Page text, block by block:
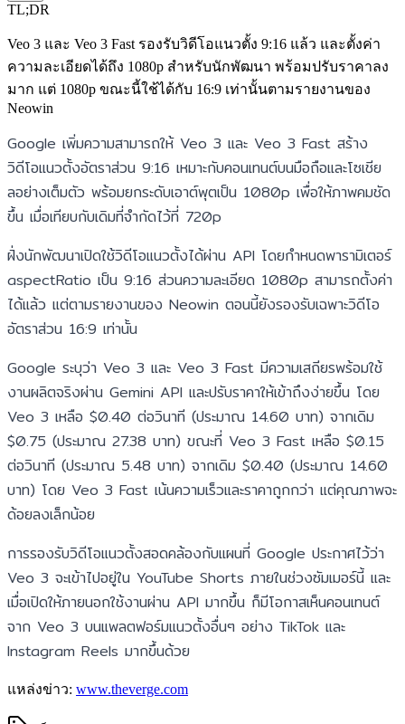
TL;DR
Veo 3 และ Veo 3 Fast รองรับวิดีโอแนวตั้ง 9:16 แล้ว และตั้งค่า
ความละเอียดได้ถึง 1080p สำหรับนักพัฒนา พร้อมปรับราคาลง
มาก แต่ 1080p ขณะนี้ใช้ได้กับ 16:9 เท่านั้นตามรายงานของ
Neowin
Google เพิ่มความสามารถให้ Veo 3 และ Veo 3 Fast สร้าง
วิดีโอแนวตั้งอัตราส่วน 9:16 เหมาะกับคอนเทนต์บนมือถือและโซเชีย
ลอย่างเต็มตัว พร้อมยกระดับเอาต์พุตเป็น 1080p เพื่อให้ภาพคมชัด
ขึ้น เมื่อเทียบกับเดิมที่จำกัดไว้ที่ 720p
ฝั่งนักพัฒนาเปิดใช้วิดีโอแนวตั้งได้ผ่าน API โดยกำหนดพารามิเตอร์
aspectRatio เป็น 9:16 ส่วนความละเอียด 1080p สามารถตั้งค่า
ได้แล้ว แต่ตามรายงานของ Neowin ตอนนี้ยังรองรับเฉพาะวิดีโอ
อัตราส่วน 16:9 เท่านั้น
Google ระบุว่า Veo 3 และ Veo 3 Fast มีความเสถียรพร้อมใช้
งานผลิตจริงผ่าน Gemini API และปรับราคาให้เข้าถึงง่ายขึ้น โดย
Veo 3 เหลือ $0.40 ต่อวินาที (ประมาณ 14.60 บาท) จากเดิม
$0.75 (ประมาณ 27.38 บาท) ขณะที่ Veo 3 Fast เหลือ $0.15
ต่อวินาที (ประมาณ 5.48 บาท) จากเดิม $0.40 (ประมาณ 14.60
บาท) โดย Veo 3 Fast เน้นความเร็วและราคาถูกกว่า แต่คุณภาพจะ
ด้อยลงเล็กน้อย
การรองรับวิดีโอแนวตั้งสอดคล้องกับแผนที่ Google ประกาศไว้ว่า
Veo 3 จะเข้าไปอยู่ใน YouTube Shorts ภายในช่วงซัมเมอร์นี้ และ
เมื่อเปิดให้ภายนอกใช้งานผ่าน API มากขึ้น ก็มีโอกาสเห็นคอนเทนต์
จาก Veo 3 บนแพลตฟอร์มแนวตั้งอื่นๆ อย่าง TikTok และ
Instagram Reels มากขึ้นด้วย
แหล่งข่าว: www.theverge.com